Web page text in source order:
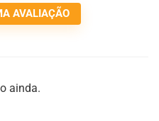
AVALIAÇÃO
ainda.